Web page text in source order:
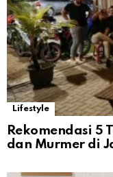
Lifestyle
Rekomendasi 5
dan Murmer di